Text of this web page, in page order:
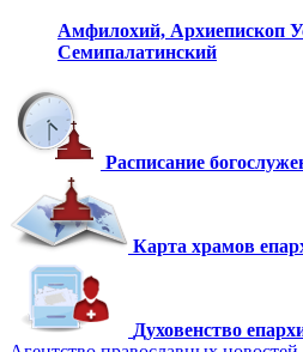
Амфилохий, Архиепископ
Семипалатинский
Расписание
Карта храмов
Духовенство